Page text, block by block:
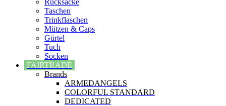
Rucksäcke
Taschen
Trinkflaschen
Mützen & Caps
Gürtel
Tuch
Socken
FAIRTRADE
Brands
ARMEDANGELS
COLORFUL STANDARD
DEDICATED